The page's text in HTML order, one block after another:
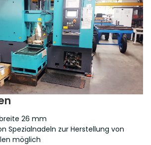
26 mm
Spezialnadeln zur Herstellung von
möglich